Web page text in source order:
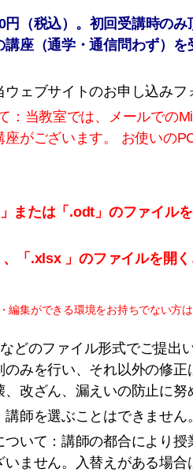
円（税込）。初回受講時の
講座（通学・通信問わず）
ェブサイトのお申し込みフ
：当教室では、メールでの
がございます。
お使いの
または「.odt」のファイル
「.xlsx 」のファイルを開
編集ができる環境をお持ちでない方
どのファイル形式でご提出
のみを行い、それ以外の修
改ざん、漏えいの防止に努
師を選ぶことはできません。
ついて：講師の都合により
いません。入替えがある場